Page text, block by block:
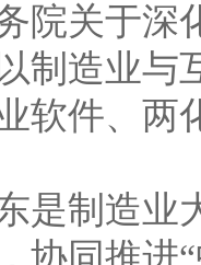
院关于深
制造业与
软件、两
是制造业
协同推进